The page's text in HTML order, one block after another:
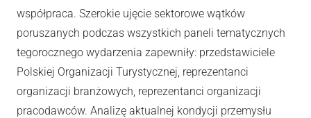
współpraca. Szerokie ujęcie sektorowe wątków
poruszanych podczas wszystkich paneli tematycznych
tegorocznego wydarzenia zapewniły: przedstawiciele
Polskiej Organizacji Turystycznej, reprezentanci
organizacji branżowych, reprezentanci organizacji
pracodawców. Analizę aktualnej kondycji przemysłu